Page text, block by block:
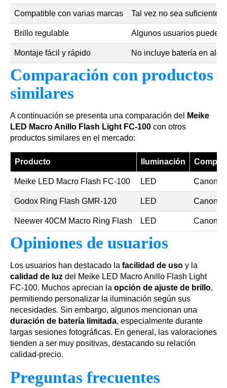
Compatible con varias marcas Tal vez no sea suficiente
Brillo regulable Algunos usuarios pueden
Montaje fácil y rápido No incluye batería en
Comparación con productos
similares
A continuación se presenta una comparación del
Meike
LED Macro Anillo Flash Light FC-100 con otros
productos similares en el mercado:
Producto Iluminación
Meike LED Macro Flash FC-100 LED Canon,
Godox Ring Flash GMR-120 LED Canon,
Neewer 40CM Macro Ring Flash LED Canon,
Opiniones de usuarios
Los usuarios han destacado la facilidad de uso y la
calidad de luz del Meike LED Macro Anillo Flash Light
FC-100. Muchos aprecian la opción de ajuste de brillo,
permitiendo personalizar la iluminación según sus
necesidades. Sin embargo, algunos mencionan una
duración de batería limitada, especialmente durante
largas sesiones fotográficas. En general, las valoraciones
tienden a ser muy positivas, destacando su relación
calidad-precio.
Preguntas frecuentes